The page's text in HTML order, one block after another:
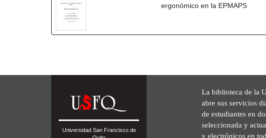
ergonómico en la EPMAPS
Universidad San Francisco de
La biblioteca de la
abre sus servicios
de estudiantes en
seleccionada y
y electrónicos en